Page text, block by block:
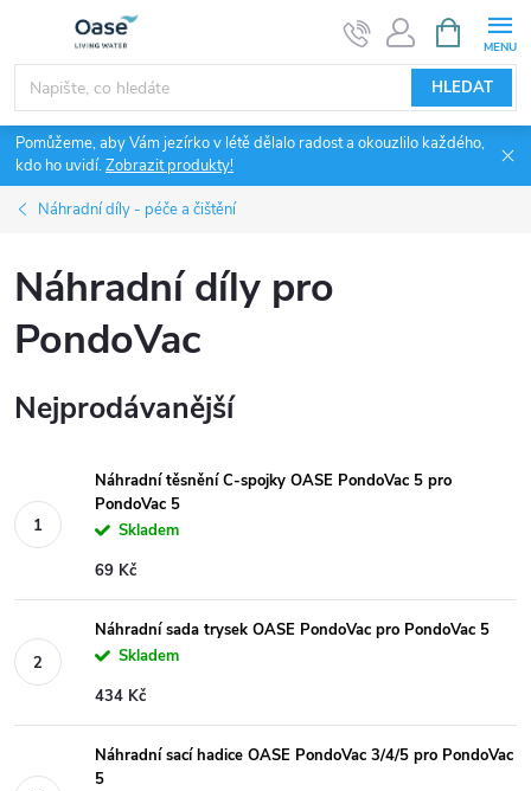
obsah
HLEDAT
NÁKUPNÍ
KOŠÍK
Pomůžeme, aby Vám jezírko v létě dělalo radost a okouzlilo každého,
kdo ho uvidí.Zobrazit produkty!
Náhradní díly - péče a čištění
Náhradní díly pro
PondoVac
Nejprodávanější
Náhradní těsnění C-spojky OASE PondoVac 5 pro
PondoVac 5
Skladem
69 Kč
Náhradní sada trysek OASE PondoVac pro PondoVac 5
Skladem
434 Kč
Náhradní sací hadice OASE PondoVac 3/4/5 pro PondoVac
5